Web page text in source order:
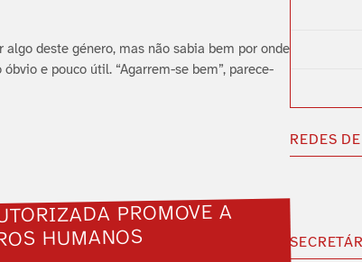
deste género, mas não sabia bem por onde
e pouco útil. “Agarrem-se bem”, parece-
PROMOVE A
HUMANOS
REDES